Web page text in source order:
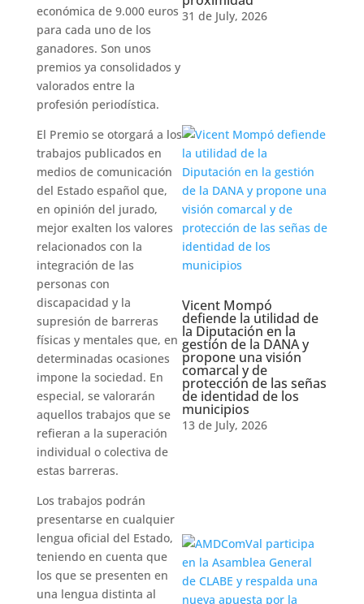
económica de 9.000 euros
para cada uno de los
ganadores. Son unos
premios ya consolidados y
valorados entre la
profesión periodística.
El Premio se otorgará a los
trabajos publicados en
medios de comunicación
del Estado español que,
en opinión del jurado,
mejor exalten los valores
relacionados con la
integración de las
personas con
discapacidad y la
supresión de barreras
físicas y mentales que, en
determinadas ocasiones
impone la sociedad. En
especial, se valorarán
aquellos trabajos que se
refieran a la superación
individual o colectiva de
estas barreras.
Los trabajos podrán
presentarse en cualquier
lengua oficial del Estado,
teniendo en cuenta que
los que se presenten en
una lengua distinta al
31 de July, 2026
Vicent Mompó
defiende la utilidad de
la Diputación en la
gestión de la DANA y
propone una visión
comarcal y de
protección de las señas
de identidad de los
municipios
13 de July, 2026